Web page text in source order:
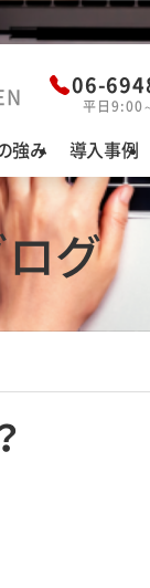
06-
平日9:00
強み 導入事例
グ
決
育園・幼稚園
ム・介護老人保健施
サービス付高齢者
食堂・寮）